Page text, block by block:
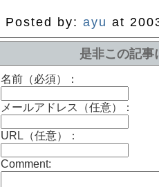
Posted by: ayu at
是非この記事
名前（必須）：
メールアドレス（任意）：
URL（任意）：
Comment: